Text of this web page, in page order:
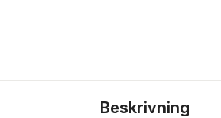
Beskrivning